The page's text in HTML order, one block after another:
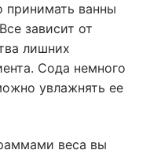
принимать ванны
зависит от
лишних
Сода немного
увлажнять ее
веса вы